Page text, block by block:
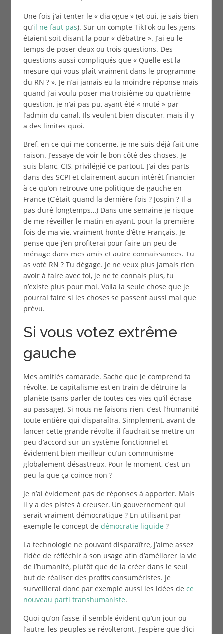
Une fois j’ai tenter le « dialogue » (et oui, je sais bien
qu’il ne faut pas). Sur un compte TikTok ou les gens
étaient soit disant la pour « débattre ». J’ai eu le
temps de poser deux ou trois questions. Des
questions aussi compliqués que « Quelle est la
mesure qui vous plaît vraiment dans le programme
du RN ? ». Je n’ai jamais eu la moindre réponse mais
quand j’ai voulu poser ma troisième ou quatrième
question, je n’ai pas pu, ayant été « muté » par
l’admin du canal. Ils veulent bien discuter, mais il y
a des limites quoi.
Bref, en ce qui me concerne, je me suis déjà fait une
raison. J’essaye de voir le bon côté des choses. Je
suis blanc, CIS, privilégié de partout. J’ai des parts
dans des SCPI et clairement aucun intérêt financier
à ce qu’on retrouve une politique de gauche en
France (C’était quand la dernière fois ? Jospin ? Il a
pas duré longtemps…) Dans une semaine je risque
de me réveiller le matin en ayant, pour la première
fois de ma vie, vraiment honte d’être Français. Je
pense que j’en profiterai pour faire un peu de
ménage dans mes amis et autre connaissances. Tu
as voté RN ? Tu dégage. Je ne veux plus jamais rien
avoir à faire avec toi, je ne te connais plus, tu
n’existe plus pour moi. Voila la seule chose que je
pourrai faire si les choses se passent aussi mal que
prévu.
Si vous votez extrême
gauche
Mes amitiés camarade. Sache que je comprend ta
révolte. Le capitalisme est en train de détruire la
planète (sans parler de toutes ces vies qu’il écrase
au passage). Si nous ne faisons rien, c’est l’humanité
toute entière qui disparaîtra. Simplement, avant de
lancer cette grande révolte, il faudrait se mettre un
peu d’accord sur un système fonctionnel et
évidement bien meilleur qu’un communisme
globalement désastreux. Pour le moment, c’est un
peu la que ça coince non ?
Je n’ai évidement pas de réponses à apporter. Mais
il y a des pistes à creuser. Un gouvernement qui
serait vraiment démocratique ? En utilisant par
exemple le concept de démocratie liquide ?
La technologie ne pouvant disparaître, j’aime assez
l’idée de réfléchir à son usage afin d’améliorer la vie
de l’humanité, plutôt que de la créer dans le seul
but de réaliser des profits consuméristes. Je
surveillerai donc par exemple aussi les idées de ce
nouveau parti transhumaniste.
Quoi qu’on fasse, il semble évident qu’un jour ou
l’autre, les peuples se révolteront. J’espère que d’ici